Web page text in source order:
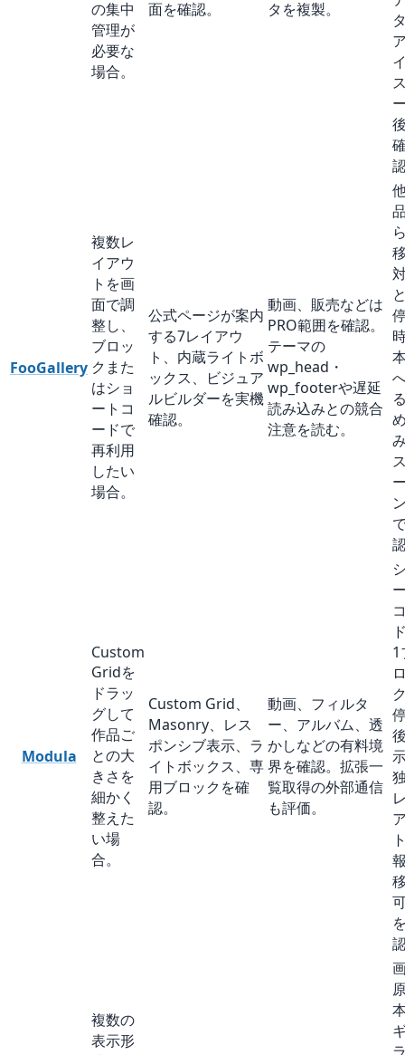
の集中
管理が
必要な
場合。
面を確認。
タを複製。
FooGallery
複数レ
イアウ
トを画
面で調
整し、
ブロッ
クまた
はショ
ートコ
ードで
再利用
したい
場合。
公式ページが案内
する7レイアウ
ト、内蔵ライトボ
ックス、ビジュア
ルビルダーを実機
確認。
動画、販売などは
PRO範囲を確認。
テーマの
wp_head・
wp_footerや遅延
読み込みとの競合
注意を読む。
Modula
Custom
Gridを
ドラッ
グして
作品ご
との大
きさを
細かく
整えた
い場
合。
Custom Grid、
Masonry、レス
ポンシブ表示、ラ
イトボックス、専
用ブロックを確
認。
動画、フィルタ
ー、アルバム、透
かしなどの有料境
界を確認。拡張一
覧取得の外部通信
も評価。
1
複数の
表示形